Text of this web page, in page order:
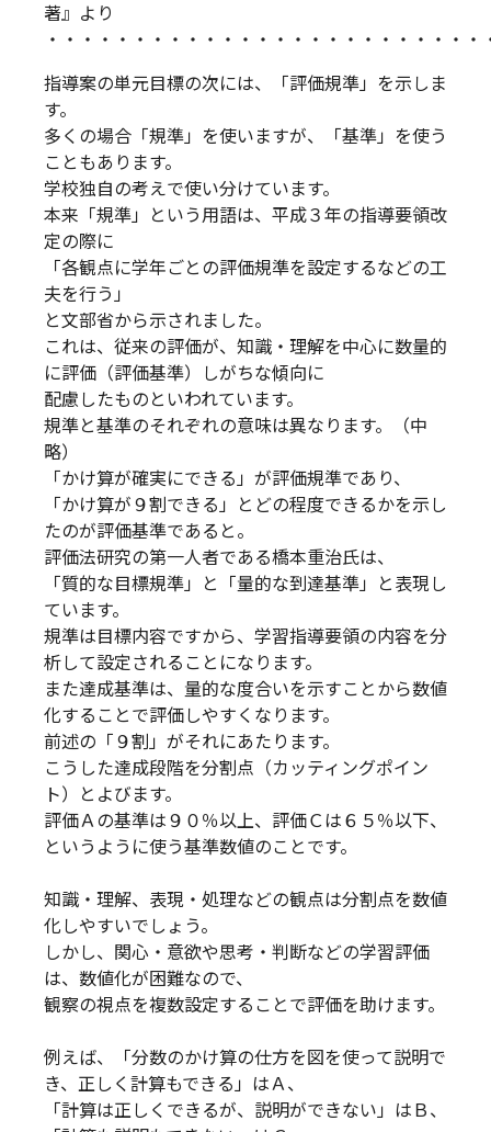
著』より
・・・・・・・・・・・・・・・・・・・・・・・・
指導案の単元目標の次には、「評価規準」を示しま
す。
多くの場合「規準」を使いますが、「基準」を使う
こともあります。
学校独自の考えで使い分けています。
本来「規準」という用語は、平成３年の指導要領改
定の際に
「各観点に学年ごとの評価規準を設定するなどの工
夫を行う」
と文部省から示されました。
これは、従来の評価が、知識・理解を中心に数量的
に評価（評価基準）しがちな傾向に
配慮したものといわれています。
規準と基準のそれぞれの意味は異なります。（中
略）
「かけ算が確実にできる」が評価規準であり、
「かけ算が９割できる」とどの程度できるかを示し
たのが評価基準であると。
評価法研究の第一人者である橋本重治氏は、
「質的な目標規準」と「量的な到達基準」と表現し
ています。
規準は目標内容ですから、学習指導要領の内容を分
析して設定されることになります。
また達成基準は、量的な度合いを示すことから数値
化することで評価しやすくなります。
前述の「９割」がそれにあたります。
こうした達成段階を分割点（カッティングポイン
ト）とよびます。
評価Ａの基準は９０％以上、評価Ｃは６５％以下、
というように使う基準数値のことです。
知識・理解、表現・処理などの観点は分割点を数値
化しやすいでしょう。
しかし、関心・意欲や思考・判断などの学習評価
は、数値化が困難なので、
観察の視点を複数設定することで評価を助けます。
例えば、「分数のかけ算の仕方を図を使って説明で
き、正しく計算もできる」はＡ、
「計算は正しくできるが、説明ができない」はＢ、